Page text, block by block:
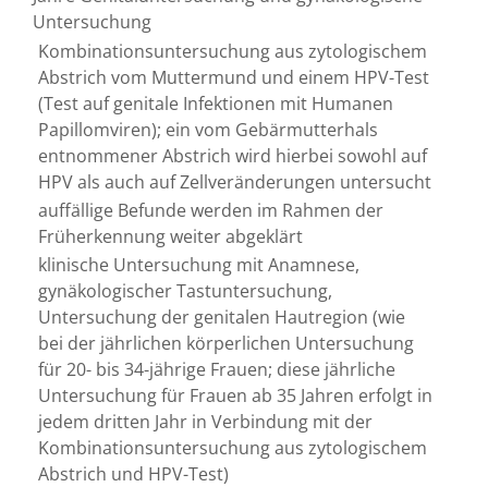
Untersuchung
Kombinationsuntersuchung aus zytologischem
Abstrich vom Muttermund und einem HPV-Test
(Test auf genitale Infektionen mit Humanen
Papillomviren); ein vom Gebärmutterhals
entnommener Abstrich wird hierbei sowohl auf
HPV als auch auf Zellveränderungen untersucht
auffällige Befunde werden im Rahmen der
Früherkennung weiter abgeklärt
klinische Untersuchung mit Anamnese,
gynäkologischer Tastuntersuchung,
Untersuchung der genitalen Hautregion (wie
bei der jährlichen körperlichen Untersuchung
für 20- bis 34-jährige Frauen; diese jährliche
Untersuchung für Frauen ab 35 Jahren erfolgt in
jedem dritten Jahr in Verbindung mit der
Kombinationsuntersuchung aus zytologischem
Abstrich und HPV-Test)